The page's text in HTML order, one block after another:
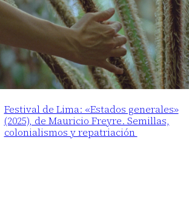
Festival de Lima: «Estados generales»
(2025), de Mauricio Freyre. Semillas,
colonialismos y repatriación